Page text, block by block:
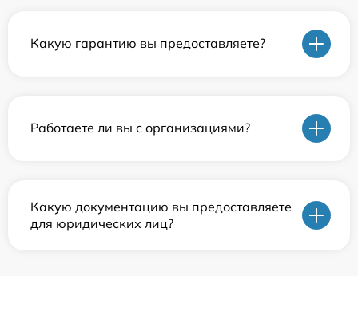
Какую гарантию вы предоставляете?
Работаете ли вы с организациями?
Какую документацию вы предоставляете
для юридических лиц?